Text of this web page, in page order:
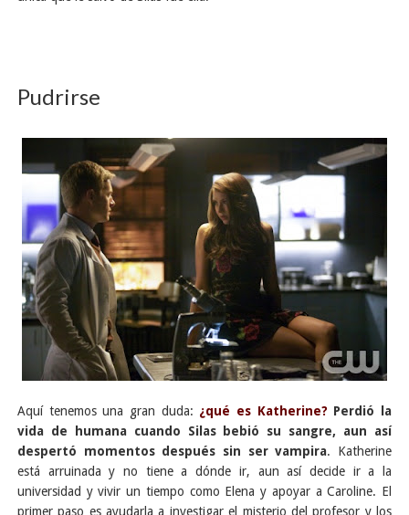
Pudrirse
Aquí tenemos una gran duda: ¿qué es Katherine? Perdió la
vida de humana cuando Silas bebió su sangre, aun así
despertó momentos después sin ser vampira. Katherine
está arruinada y no tiene a dónde ir, aun así decide ir a la
universidad y vivir un tiempo como Elena y apoyar a Caroline. El
primer paso es ayudarla a investigar el misterio del profesor y los